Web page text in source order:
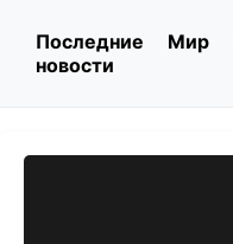
Последние
новости
Мир